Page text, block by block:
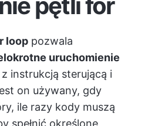
loop pozwala
uruchomienie
z instrukcją sterującą i
on używany, gdy
ile razy kody muszą
spełnić określone